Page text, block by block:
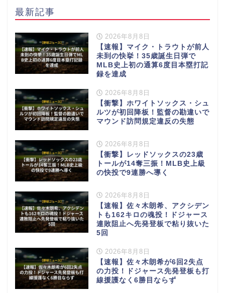
最新記事
2026年8月8日
【速報】マイク・トラウトが前人
未到の快挙！35歳誕生日弾で
MLB史上初の通算6度目本塁打記
録を達成
2026年8月8日
【衝撃】ホワイトソックス・シュ
ルツが初回降板！監督の勘違いで
マウンド訪問規定違反の失態
2026年8月8日
【衝撃】レッドソックスの23歳
トールが14奪三振！MLB史上級
の快投で9連勝へ導く
2026年8月8日
【速報】佐々木朗希、アクシデン
トも162キロの魂投！ドジャース
連敗阻止へ先発登板で粘り抜いた
5回
2026年8月8日
【速報】佐々木朗希が6回2失点
の力投！ドジャース先発登板も打
線援護なく6勝目ならず